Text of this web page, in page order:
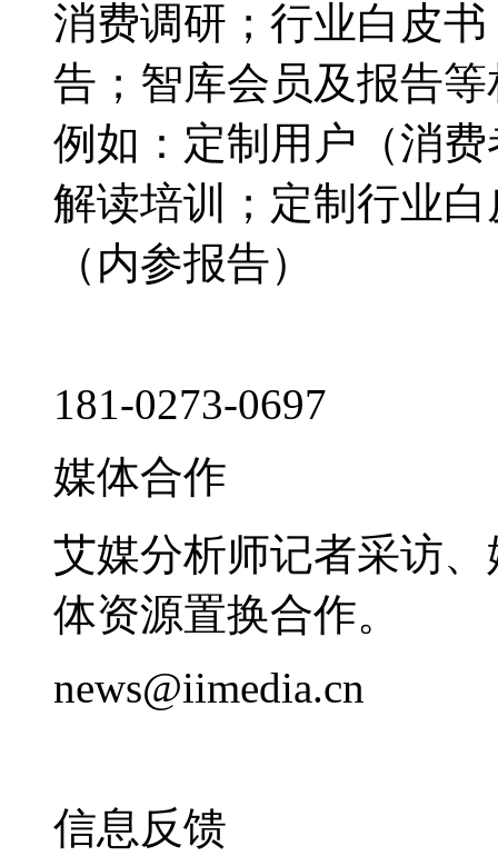
消费调研；行业白皮
告；智库会员及报告
例如：定制用户（消
解读培训；定制行业
（内参报告）
181-0273-0697
媒体合作
艾媒分析师记者采访
体资源置换合作。
news@iimedia.cn
信息反馈